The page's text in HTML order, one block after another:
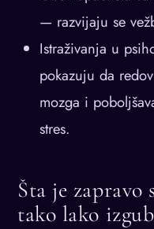
— razvijaju se
Istraživanja u
pokazuju da
mozga i
stres.
Šta je zapravo
tako lako